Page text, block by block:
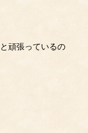
頑張っているの